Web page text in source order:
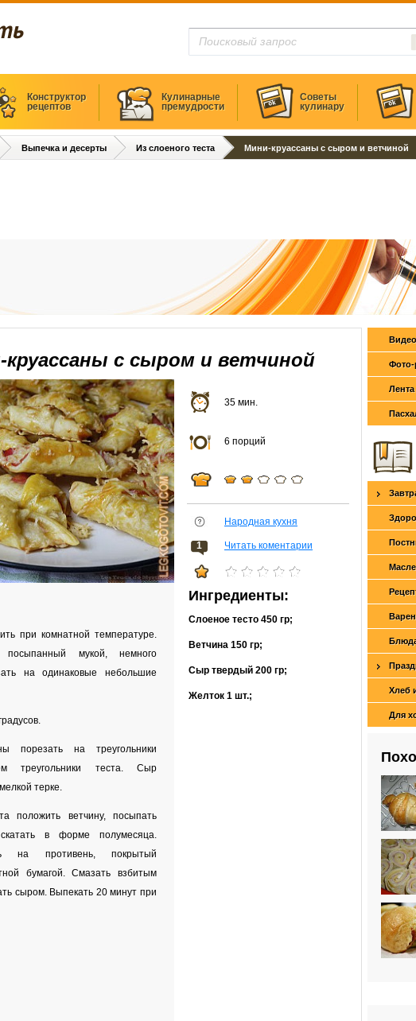
Конструктор
рецептов
Кулинарные
премудрости
Советы
кулинару
Выпечка и десерты Из слоеного теста Мини-круассаны с сыром и ветчиной
с сыром и ветчиной
при комнатной температуре.
мукой, немного
на одинаковые небольшие
порезать на треугольники
треугольники теста. Сыр
терке.
положить ветчину, посыпать
в форме полумесяца.
на противень, покрытый
бумагой. Смазать взбитым
сыром. Выпекать 20 минут при
35 мин.
6 порций
Народная кухня
1 Читать коментарии
Ингредиенты:
Слоеное тесто 450 гр;
Ветчина 150 гр;
Сыр твердый 200 гр;
Желток 1 шт.;
Фото-
Хлеб
Для